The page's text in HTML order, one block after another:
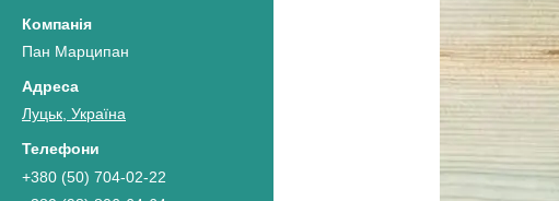
Пан Марципан
Луцьк, Україна
+380 (50) 704-02-22